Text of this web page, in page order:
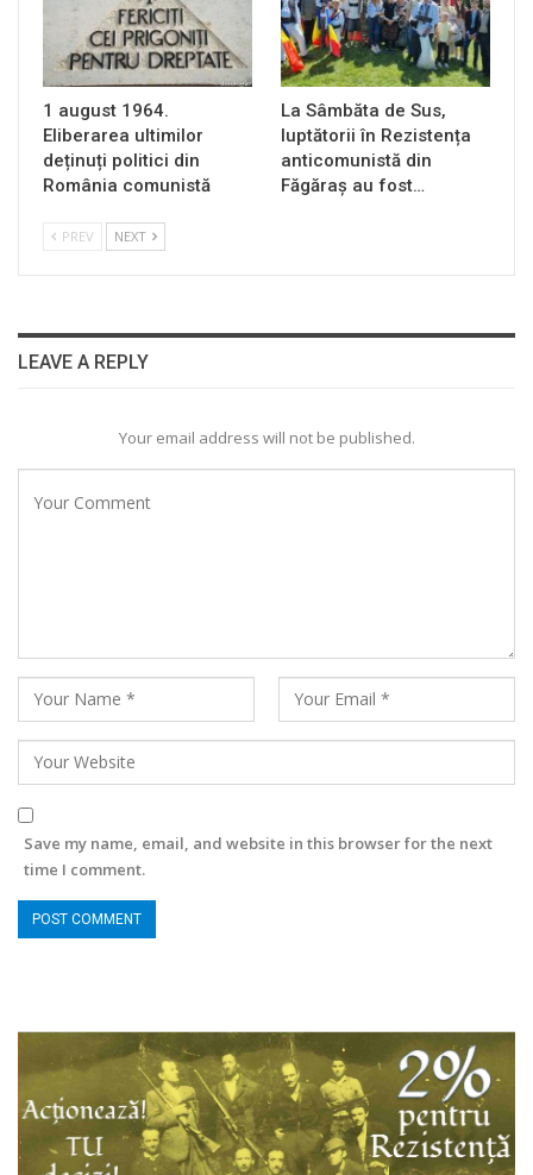
1 august 1964.
Eliberarea ultimilor
deținuți politici din
România comunistă
La Sâmbăta de Sus,
luptătorii în Rezistența
anticomunistă din
Făgăraș au fost…
PREV NEXT
LEAVE A REPLY
Your email address will not be published.
Save my name, email, and website in this browser for the next
time I comment.